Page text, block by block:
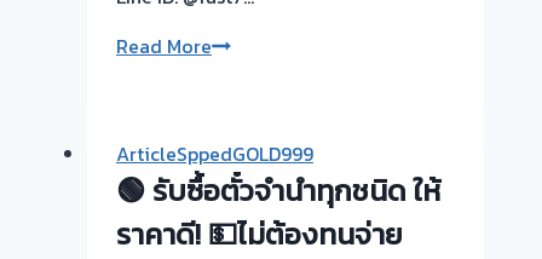
Read Moreรับ
ทอง
|
รับ
ArticleSppedGOLD999
🟢 รับซื้อตั๋วจำนำทุกชนิด ให้
ราคาดี! 💵ไม่ต้องทนจ่าย